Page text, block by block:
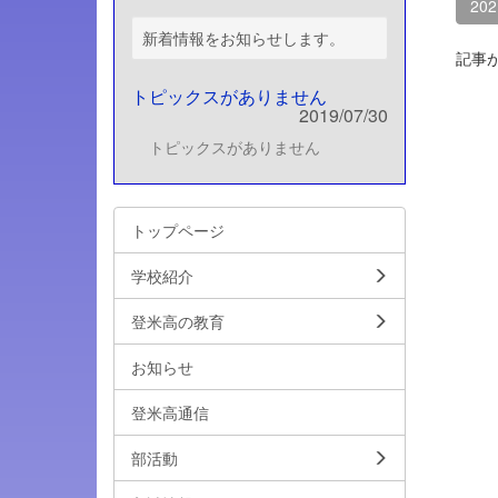
記事
新着情報をお知らせします。
トピックスがありません
2019/07/30
トピックスがありません
トップページ
学校紹介
登米高の教育
お知らせ
登米高通信
部活動